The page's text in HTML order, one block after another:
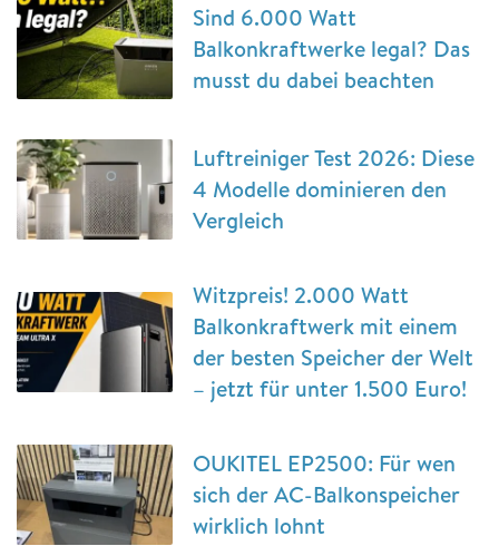
Sind 6.000 Watt
Balkonkraftwerke legal? Das
musst du dabei beachten
Luftreiniger Test 2026: Diese
4 Modelle dominieren den
Vergleich
Witzpreis! 2.000 Watt
Balkonkraftwerk mit einem
der besten Speicher der Welt
– jetzt für unter 1.500 Euro!
OUKITEL EP2500: Für wen
sich der AC-Balkonspeicher
wirklich lohnt